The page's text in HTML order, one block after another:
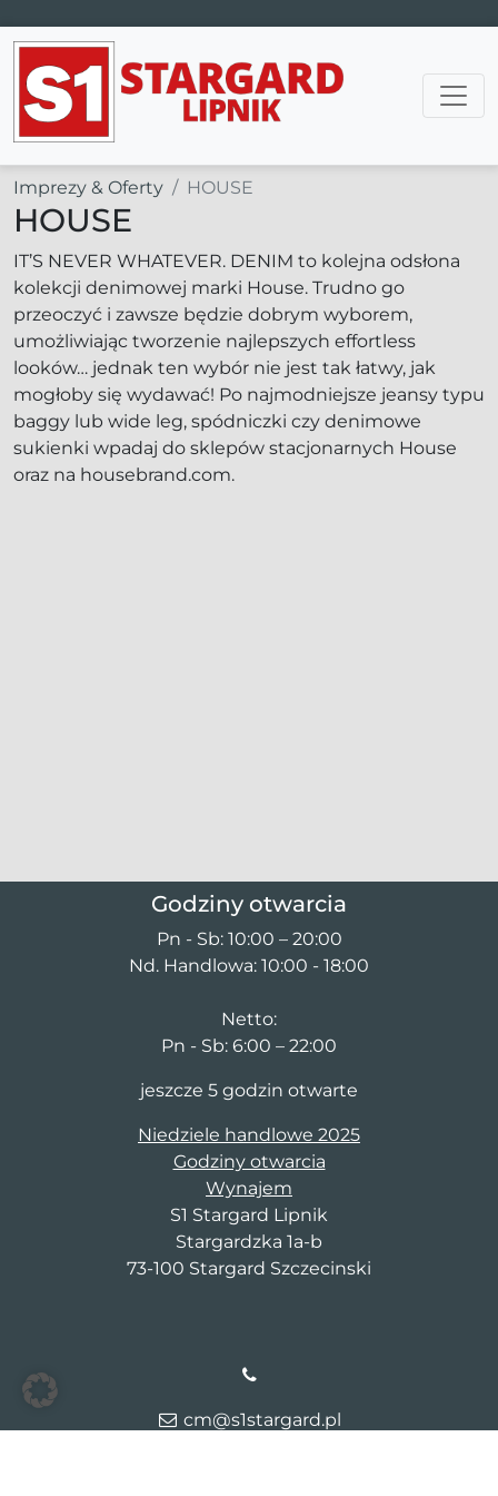
Main Navigation
Imprezy & Oferty HOUSE
HOUSE
IT’S NEVER WHATEVER. DENIM to kolejna odsłona
kolekcji denimowej marki House. Trudno go
przeoczyć i zawsze będzie dobrym wyborem,
umożliwiając tworzenie najlepszych effortless
looków… jednak ten wybór nie jest tak łatwy, jak
mogłoby się wydawać! Po najmodniejsze jeansy typu
baggy lub wide leg, spódniczki czy denimowe
sukienki wpadaj do sklepów stacjonarnych House
oraz na housebrand.com.
Godziny otwarcia
Pn - Sb: 10:00 – 20:00
Nd. Handlowa: 10:00 - 18:00
Netto:
Pn - Sb: 6:00 – 22:00
jeszcze 5 godzin otwarte
Niedziele handlowe 2025
Godziny otwarcia
Wynajem
S1 Stargard Lipnik
Stargardzka 1a-b
73-100 Stargard Szczecinski
cm@s1stargard.pl